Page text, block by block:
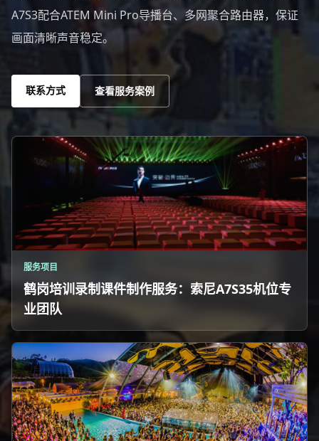
A7S3配合ATEM Mini Pro导播台、多网聚合路由器，保证
画面清晰声音稳定。
联系方式 查看服务案例
服务项目
鹤岗培训录制课件制作服务：索尼A7S35机位专
业团队